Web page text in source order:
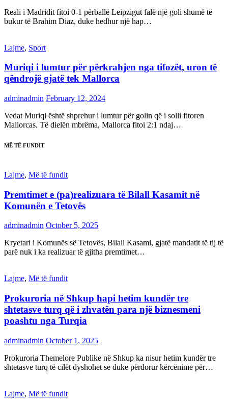
Reali i Madridit fitoi 0-1 përballë Leipzigut falë një goli shumë të
bukur të Brahim Diaz, duke hedhur një hap…
Lajme, Sport
Muriqi i lumtur për përkrahjen nga tifozët, uron të
qëndrojë gjatë tek Mallorca
adminadmin February 12, 2024
Vedat Muriqi është shprehur i lumtur për golin që i solli fitoren
Mallorcas. Të dielën mbrëma, Mallorca fitoi 2:1 ndaj…
MË TË FUNDIT
Lajme, Më të fundit
Premtimet e (pa)realizuara të Bilall Kasamit në
Komunën e Tetovës
adminadmin October 5, 2025
Kryetari i Komunës së Tetovës, Bilall Kasami, gjatë mandatit të tij të
parë nuk i ka realizuar të gjitha premtimet…
Lajme, Më të fundit
Prokuroria në Shkup hapi hetim kundër tre
shtetasve turq që i zhvatën para një biznesmeni
poashtu nga Turqia
adminadmin October 1, 2025
Prokuroria Themelore Publike në Shkup ka nisur hetim kundër tre
shtetasve turq të cilët dyshohet se duke përdorur kërcënime për…
Lajme, Më të fundit